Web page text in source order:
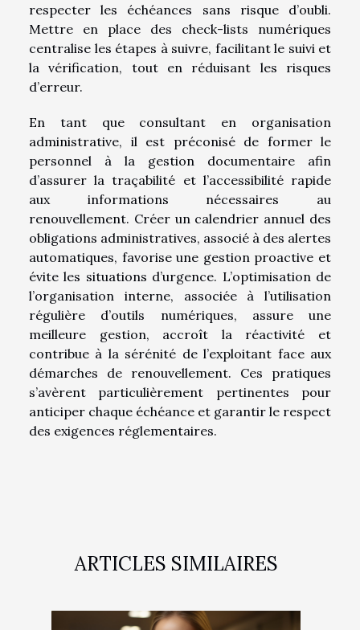
respecter les échéances sans risque d’oubli.
Mettre en place des check-lists numériques
centralise les étapes à suivre, facilitant le suivi et
la vérification, tout en réduisant les risques
d’erreur.
En tant que consultant en organisation
administrative, il est préconisé de former le
personnel à la gestion documentaire afin
d’assurer la traçabilité et l’accessibilité rapide
aux informations nécessaires au
renouvellement. Créer un calendrier annuel des
obligations administratives, associé à des alertes
automatiques, favorise une gestion proactive et
évite les situations d’urgence. L’optimisation de
l’organisation interne, associée à l’utilisation
régulière d’outils numériques, assure une
meilleure gestion, accroît la réactivité et
contribue à la sérénité de l’exploitant face aux
démarches de renouvellement. Ces pratiques
s’avèrent particulièrement pertinentes pour
anticiper chaque échéance et garantir le respect
des exigences réglementaires.
ARTICLES SIMILAIRES